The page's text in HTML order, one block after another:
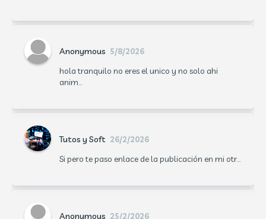
Anonymous 5/8/2026
hola tranquilo no eres el unico y no solo ahi
anim...
Tutos y Soft 26/2/2026
Si pero te paso enlace de la publicación en mi otr...
Anonymous 25/2/2026